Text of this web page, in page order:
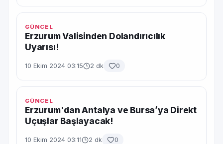
GÜNCEL
Erzurum Valisinden Dolandırıcılık
Uyarısı!
10 Ekim 2024 03:15 2 dk 0
GÜNCEL
Erzurum'dan Antalya ve Bursa’ya Direkt
Uçuşlar Başlayacak!
10 Ekim 2024 03:11 2 dk 0